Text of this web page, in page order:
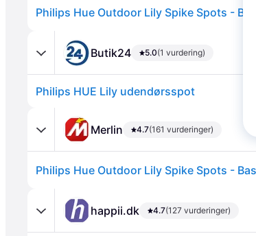
Philips Hue Outdoor Lily Spike Spots -
Butik24 5.0(1 vurdering)
Philips HUE Lily udendørsspot
Merlin 4.7(161 vurderinger)
Philips Hue Outdoor Lily Spike Spots -
happii.dk 4.7(127 vurderinger)